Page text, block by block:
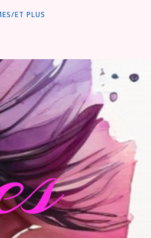
ET PLUS